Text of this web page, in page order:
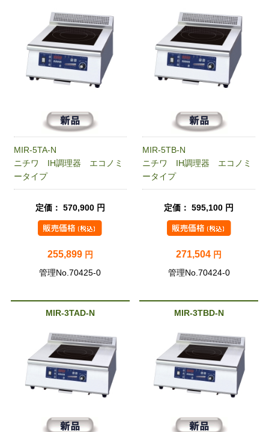
MIR-5TA-N
ニチワ IH調理器 エコノミ
ータイプ
定価： 570,900 円
255,899 円
管理No.70425-0
MIR-5TB-N
ニチワ IH調理器 エコノミ
ータイプ
定価： 595,100 円
271,504 円
管理No.70424-0
MIR-3TAD-N MIR-3TBD-N